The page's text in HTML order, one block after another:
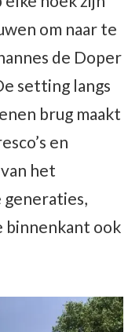
om naar te
de Doper
setting langs
brug maakt
en
het
generaties,
binnenkant ook